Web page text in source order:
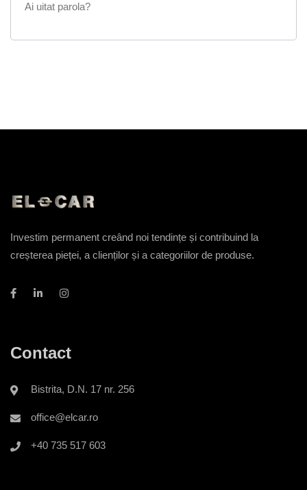
Ai uitat parola?
Investim permanent creând noi tendințe și contribuind la
creșterea pieței, a clienților și a categoriilor de produse.
Contact
Bistrita, D.N. 17 nr. 256
office@elcar.ro
+40 735 517 603